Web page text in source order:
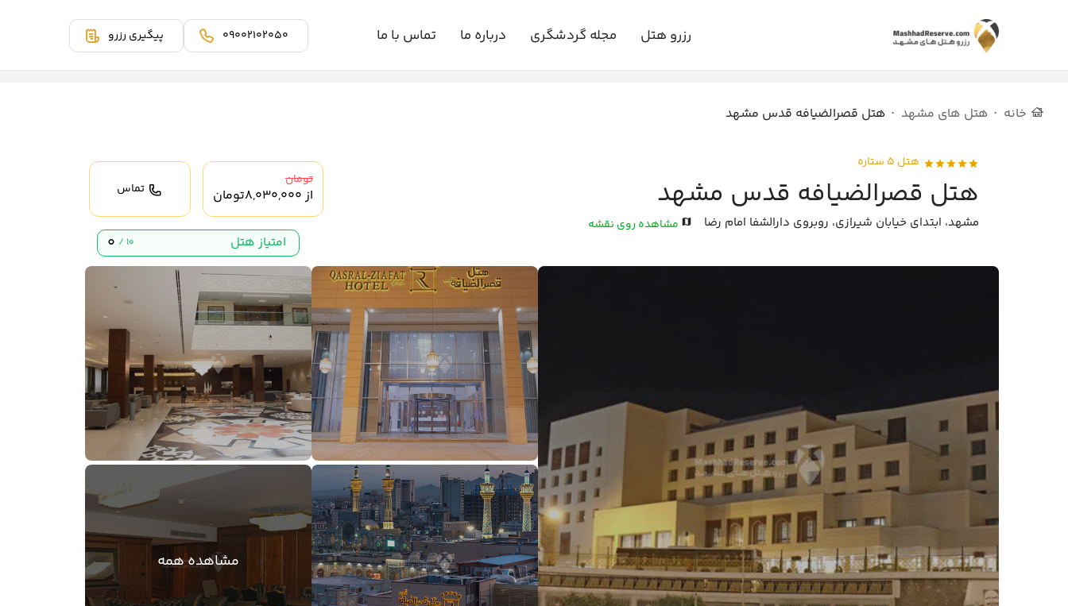
رزرو هتل مجله گردشگری درباره ما تماس با ما 09002102050 پیگیری رزرو
خانه هتل های مشهد هتل قصرالضیافه قدس مشهد
هتل 5 ستاره
هتل قصرالضیافه قدس مشهد
مشهد، ابتدای خیابان شیرازی، روبروی دارالشفا امام رضا مشاهده روی نقشه
تومان
از8,030,000تومان تماس
امتیاز هتل 10 /
0
مشاهده همه